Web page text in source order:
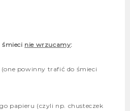
śmieci nie wrzucamy:
powinny trafić do śmieci
papieru (czyli np. chusteczek